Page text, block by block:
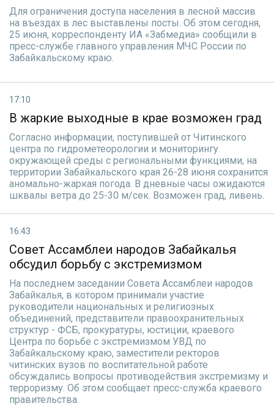
Для ограничения доступа населения в лесной массив
на въездах в лес выставлены посты. Об этом сегодня,
25 июня, корреспонденту ИА «Забмедиа» сообщили в
пресс-службе главного управления МЧС России по
Забайкальскому краю.
17:10
В жаркие выходные в крае возможен град
Согласно информации, поступившей от Читинского
центра по гидрометеорологии и мониторингу
окружающей среды с региональными функциями, на
территории Забайкальского края 26-28 июня сохранится
аномально-жаркая погода. В дневные часы ожидаются
шквалы ветра до 25-30 м/сек. Возможен град, ливень.
16:43
Совет Ассамблеи народов Забайкалья
обсудил борьбу с экстремизмом
На последнем заседании Совета Ассамблеи народов
Забайкалья, в котором принимали участие
руководители национальных и религиозных
объединений, представители правоохранительных
структур - ФСБ, прокуратуры, юстиции, краевого
Центра по борьбе с экстремизмом УВД по
Забайкальскому краю, заместители ректоров
читинских вузов по воспитательной работе
обсуждались вопросы противодействия экстремизму и
терроризму. Об этом сообщает пресс-служба краевого
правительства.